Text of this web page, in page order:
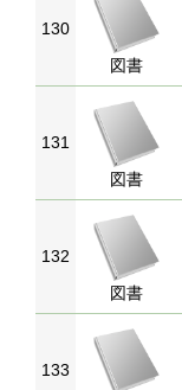
130
図書
131
図書
132
図書
133